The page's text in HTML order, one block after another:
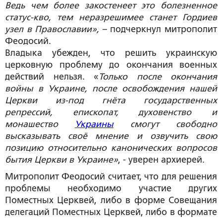
Ведь чем более закостенеет это болезненное
статус-кво, тем неразрешимее станет Гордиев
узел в Православии», – подчеркнул митрополит
Феодосий.
Владыка убежден, что решить украинскую
церковную проблему до окончания военных
действий нельзя. « Только после окончания
войны в Украине, после освобождения нашей
Церкви из-под гнёта государственных
репрессий, епископат, духовенство и
монашество
Украинысмогут свободно
высказывать своё мнение и озвучить свою
позицию относительно канонических вопросов
бытия Церкви в Украине», - уверен архиерей.
Митрополит Феодосий считает, что для решения
проблемы необходимо участие других
Поместных Церквей, либо в форме Совещания
делегаций Поместных Церквей, либо в формате